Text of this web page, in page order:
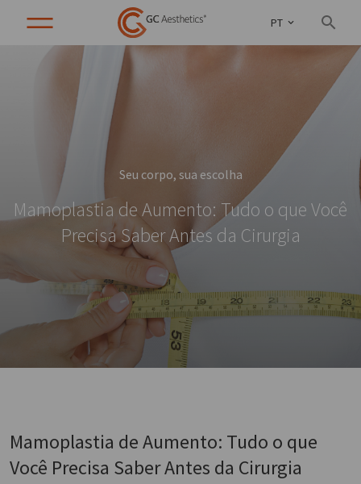
PT
Seu corpo, sua escolha
Mamoplastia de Aumento: Tudo o que Você
Precisa Saber Antes da Cirurgia
Mamoplastia de Aumento: Tudo o que
Você Precisa Saber Antes da Cirurgia